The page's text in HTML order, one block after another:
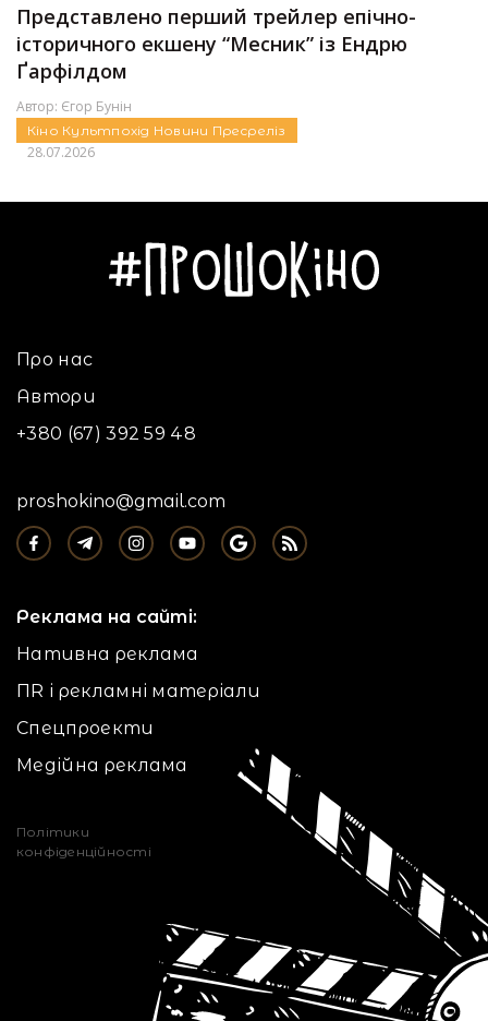
Представлено перший трейлер епічно-
історичного екшену “Месник” із Ендрю
Ґарфілдом
Автор: Єгор Бунін
Кіно Культпохід Новини Пресреліз
28.07.2026
Про нас
Автори
+380 (67) 392 59 48
proshokino@gmail.com
Реклама на сайті:
Нативна реклама
ПR і рекламні матеріали
Спецпроекти
Медійна реклама
Політики
конфіденційності